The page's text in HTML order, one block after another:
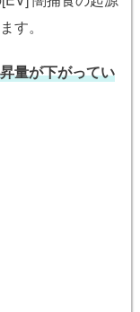
す。
量が下がってい